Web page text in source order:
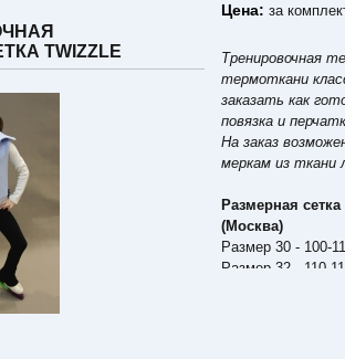
TWIZZLE
Цена:за
Тренировочная
термоткани
заказать как
повязка и
На заказ
меркам из ткани
Размерная
(Москва)
Размер 30 - 100-
Размер 32 - 110-